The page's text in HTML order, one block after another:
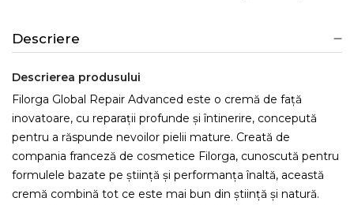
Descriere
Descrierea produsului
Filorga Global Repair Advanced este o cremă de față
inovatoare, cu reparații profunde și întinerire, concepută
pentru a răspunde nevoilor pielii mature. Creată de
compania franceză de cosmetice Filorga, cunoscută pentru
formulele bazate pe știință și performanța înaltă, această
cremă combină tot ce este mai bun din știință și natură.